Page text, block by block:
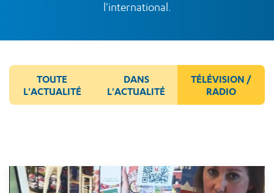
l'international.
TOUTE
L'ACTUALITÉ
DANS
L'ACTUALITÉ
TÉLÉVISION /
RADIO